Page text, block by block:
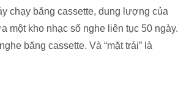
chạy băng cassette, dung lượng của
một kho nhạc số nghe liên tục 50 ngày.
băng cassette. Và “mặt trái” là